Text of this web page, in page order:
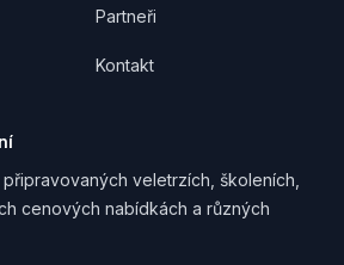
Partneři
Kontakt
veletrzích, školeních,
cenových nabídkách a různých